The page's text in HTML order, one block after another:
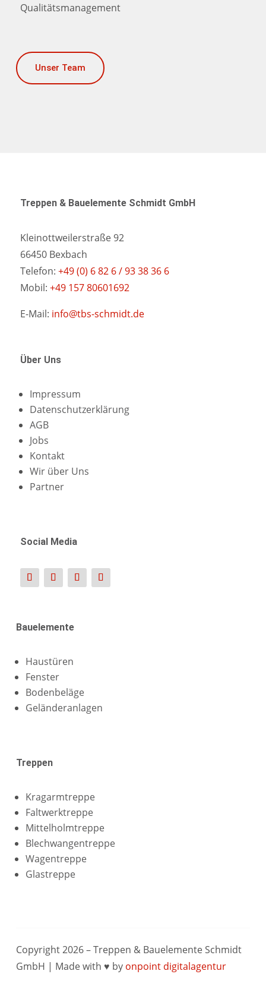
Qualitätsmanagement
Unser Team
Treppen & Bauelemente Schmidt GmbH
Kleinottweilerstraße 92
66450 Bexbach
Telefon: +49 (0) 6 82 6 / 93 38 36 6
Mobil: +49 157 80601692
E-Mail: info@tbs-schmidt.de
Über Uns
Impressum
Datenschutzerklärung
AGB
Jobs
Kontakt
Wir über Uns
Partner
Social Media
Bauelemente
Haustüren
Fenster
Bodenbeläge
Geländeranlagen
Treppen
Kragarmtreppe
Faltwerktreppe
Mittelholmtreppe
Blechwangentreppe
Wagentreppe
Glastreppe
Copyright 2026 – Treppen & Bauelemente Schmidt
GmbH | Made with ♥ by onpoint digitalagentur